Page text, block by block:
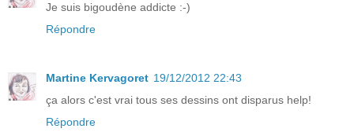
Je suis bigoudène addicte :-)
Répondre
Martine Kervagoret 19/12/2012 22:43
ça alors c'est vrai tous ses dessins ont disparus help!
Répondre